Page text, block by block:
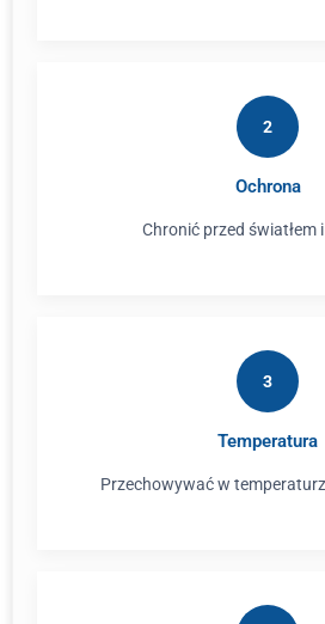
2
Ochrona
Chronić przed światłem
3
Temperatura
Przechowywać w